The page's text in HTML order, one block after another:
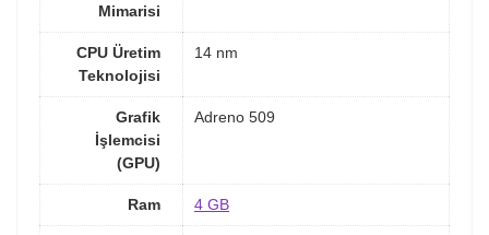
Mimarisi
CPU Üretim
Teknolojisi
14 nm
Grafik
İşlemcisi
(GPU)
Adreno 509
Ram 4 GB